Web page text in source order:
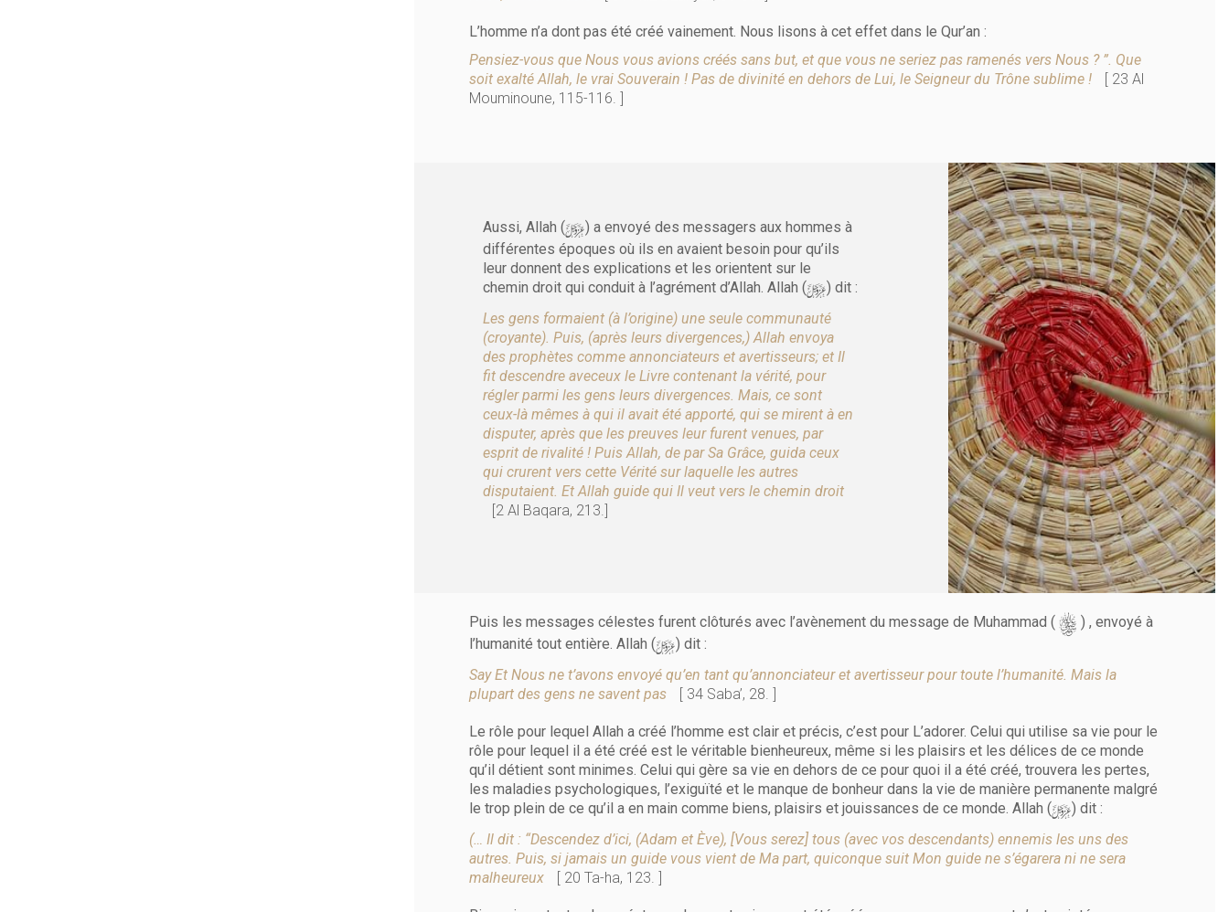
L’homme n’a dont pas été créé vainement. Nous lisons à cet effet dans le Qur’an :
Pensiez-vous que Nous vous avions créés sans but, et que vous ne seriez pas ramenés vers Nous ? ”. Que
soit exalté Allah, le vrai Souverain ! Pas de divinité en dehors de Lui, le Seigneur du Trône sublime !
[ 23 Al
Mouminoune, 115-116. ]
Aussi, Allah (y) a envoyé des messagers aux hommes à
différentes époques où ils en avaient besoin pour qu’ils
leur donnent des explications et les orientent sur le
chemin droit qui conduit à l’agrément d’Allah. Allah (y) dit :
Les gens formaient (à l’origine) une seule communauté
(croyante). Puis, (après leurs divergences,) Allah envoya
des prophètes comme annonciateurs et avertisseurs; et Il
fit descendre aveceux le Livre contenant la vérité, pour
régler parmi les gens leurs divergences. Mais, ce sont
ceux-là mêmes à qui il avait été apporté, qui se mirent à en
disputer, après que les preuves leur furent venues, par
esprit de rivalité ! Puis Allah, de par Sa Grâce, guida ceux
qui crurent vers cette Vérité sur laquelle les autres
disputaient. Et Allah guide qui Il veut vers le chemin droit
[2 Al Baqara, 213.]
Puis les messages célestes furent clôturés avec l’avènement du message de Muhammad ( s ) , envoyé à
l’humanité tout entière. Allah (y) dit :
Say Et Nous ne t’avons envoyé qu’en tant qu’annonciateur et avertisseur pour toute l’humanité. Mais la
plupart des gens ne savent pas
[ 34 Saba’, 28. ]
Le rôle pour lequel Allah a créé l’homme est clair et précis, c’est pour L’adorer. Celui qui utilise sa vie pour le
rôle pour lequel il a été créé est le véritable bienheureux, même si les plaisirs et les délices de ce monde
qu’il détient sont minimes. Celui qui gère sa vie en dehors de ce pour quoi il a été créé, trouvera les pertes,
les maladies psychologiques, l’exiguïté et le manque de bonheur dans la vie de manière permanente malgré
le trop plein de ce qu’il a en main comme biens, plaisirs et jouissances de ce monde. Allah (y) dit :
(… Il dit : “Descendez d’ici, (Adam et Ève), [Vous serez] tous (avec vos descendants) ennemis les uns des
autres. Puis, si jamais un guide vous vient de Ma part, quiconque suit Mon guide ne s’égarera ni ne sera
malheureux
[ 20 Ta-ha, 123. ]